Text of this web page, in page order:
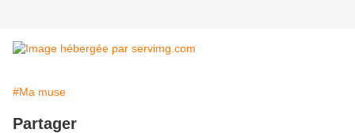
#Ma muse
Partager